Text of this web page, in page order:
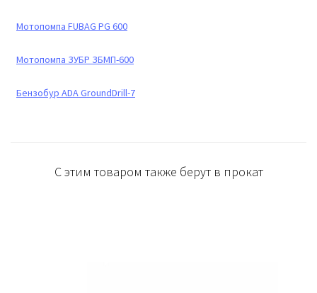
Мотопомпа FUBAG PG 600
Мотопомпа ЗУБР ЗБМП-600
Бензобур ADA GroundDrill-7
С этим товаром также берут в прокат